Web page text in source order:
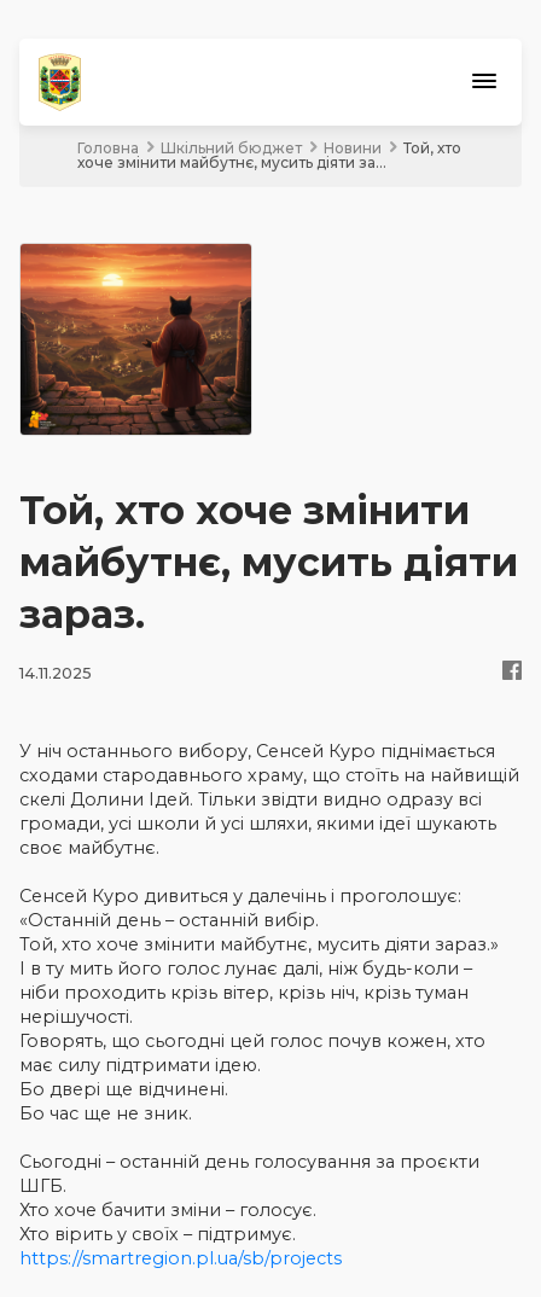
Обласний конкурс
Шкільний
бюджет
Екологічні
ініціативи
Кращий менеджер
Разова грошова допомога
Головна Шкільний бюджет Новини
Той, хто
хоче змінити майбутнє, мусить діяти за...
Той, хто хоче змінити
майбутнє, мусить діяти
зараз.
14.11.2025
У ніч останнього вибору, Сенсей Куро піднімається
сходами стародавнього храму, що стоїть на найвищій
скелі Долини Ідей. Тільки звідти видно одразу всі
громади, усі школи й усі шляхи, якими ідеї шукають
своє майбутнє.
Сенсей Куро дивиться у далечінь і проголошує:
«Останній день – останній вибір.
Той, хто хоче змінити майбутнє, мусить діяти зараз.»
І в ту мить його голос лунає далі, ніж будь-коли –
ніби проходить крізь вітер, крізь ніч, крізь туман
нерішучості.
Говорять, що сьогодні цей голос почув кожен, хто
має силу підтримати ідею.
Бо двері ще відчинені.
Бо час ще не зник.
Сьогодні – останній день голосування за проєкти
ШГБ.
Хто хоче бачити зміни – голосує.
Хто вірить у своїх – підтримує.
https://smartregion.pl.ua/sb/projects